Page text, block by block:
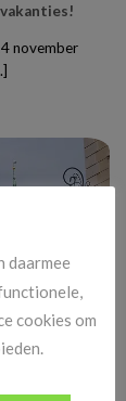
november
daarmee
cookies om